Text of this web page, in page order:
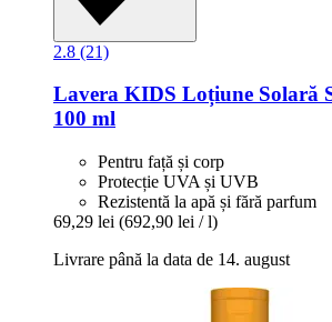
2.8 (21)
Lavera KIDS Loțiune Solară
100 ml
Pentru față și corp
Protecție UVA și UVB
Rezistentă la apă și fără parfum
69,29 lei (692,90 lei / l)
Livrare până la data de 14. august